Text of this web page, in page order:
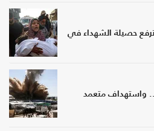
حصيلة الشهداء في
واستهداف متعمد